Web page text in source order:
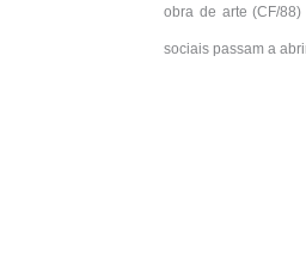
obra de arte (CF/
sociais passam a